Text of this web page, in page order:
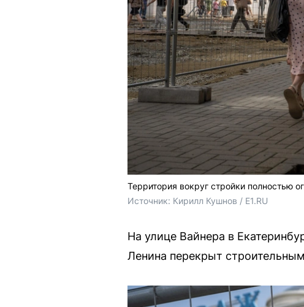
Территория вокруг стройки полностью
Источник: Кирилл Кушнов / E1.RU
На улице Вайнера в
Ленина перекрыт